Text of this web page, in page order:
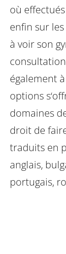
où
enfin sur
à voir son
également
options
domaines
droit de
traduits en
anglais,
portugais,